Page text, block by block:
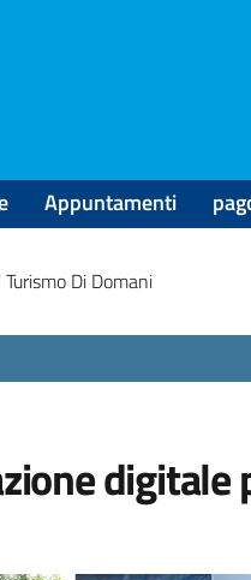
Appuntamenti
Di Domani